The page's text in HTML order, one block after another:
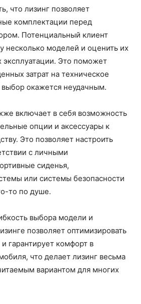
что лизинг позволяет
комплектации перед
Потенциальный клиент
несколько моделей и оценить их
эксплуатации. Это поможет
затрат на техническое
окажется неудачным.
включает в себя возможность
опции и аксессуары к
Это позволяет настроить
с личными
сиденья,
или системы безопасности
то по душе.
выбора модели и
позволяет оптимизировать
гарантирует комфорт в
что делает лизинг весьма
вариантом для многих